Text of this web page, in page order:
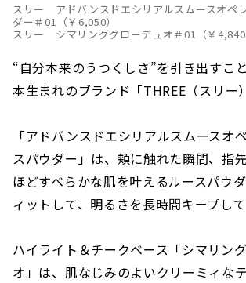
スリー アドバンスドエシリアルスムースオペ
ダー＃01（￥6,050）
スリー シマリンググローデュオ＃01（￥
“自分本来のうつくしさ”を引き出すこ
本生まれのブランド「THREE（スリー
「アドバンスドエシリアルスムースオ
スパウダー」は、頬に触れた瞬間、指
ほどすべらかな肌を叶えるルースパウ
ィットして、明るさを長時間キープして
ハイライト＆チークベース「シマリン
オ」は、肌なじみのよいクリーミィな